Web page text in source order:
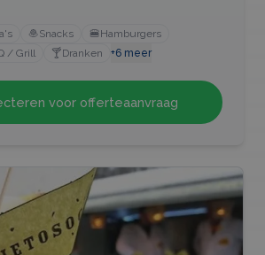
🧆Snacks 🍔Hamburgers
/ Grill 🍸Dranken +6 meer
voor offerteaanvraag